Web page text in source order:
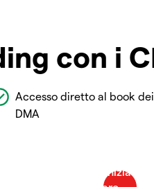
con i
Accesso diretto al book
DMA